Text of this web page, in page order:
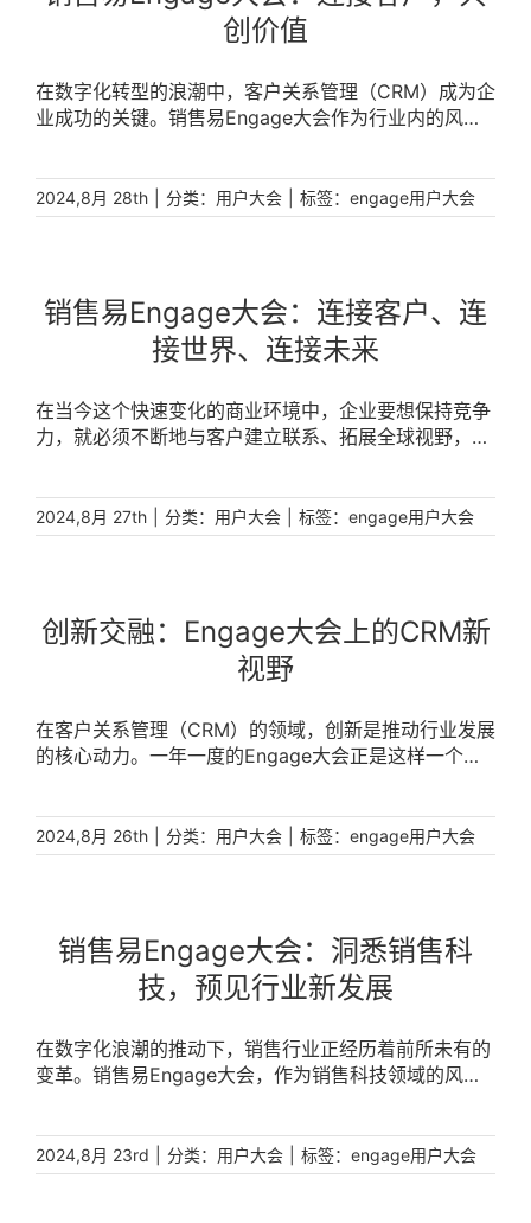
创价值
在数字化转型的浪潮中，客户关系管理（CRM）成为企
业成功的关键。销售易Engage大会作为行业内的风向
2024,8月 28th 分类： 用户大会 标签： engage用户大会
销售易Engage大会：连接客户、连
接世界、连接未来
在当今这个快速变化的商业环境中，企业要想保持竞争
力，就必须不断地与客户建立联系、拓展全球视野，并
题，汇聚了来自全球的行业领袖、创新者和思想家，共
同探索CRM的最新发展和企业增长的新路径。 [...]
2024,8月 27th 分类： 用户大会 标签： engage用户大会
创新交融：Engage大会上的CRM新
视野
在客户关系管理（CRM）的领域，创新是推动行业发展
的核心动力。一年一度的Engage大会正是这样一个展
野，探索如何通过创新交融引领企业走向更智能、更高
效的客户关系管理。 [...]
2024,8月 26th 分类： 用户大会 标签： engage用户大会
销售易Engage大会：洞悉销售科
技，预见行业新发展
在数字化浪潮的推动下，销售行业正经历着前所未有的
变革。销售易Engage大会，作为销售科技领域的风向
2024,8月 23rd 分类： 用户大会 标签： engage用户大会